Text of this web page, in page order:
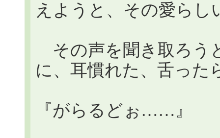
えようと、その愛らし
その声を聞き取ろう
に、耳慣れた、舌った
『がらるどぉ……』